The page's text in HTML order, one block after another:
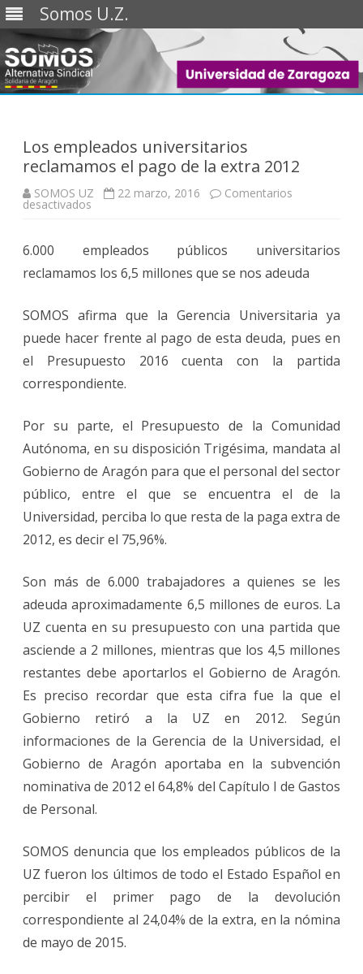
Somos U.Z.
Saltar
Los empleados universitarios
reclamamos el pago de la extra 2012
SOMOS UZ 22 marzo, 2016 Comentarios
desactivados
reclamamos
el
pago
de
2012
6.000 empleados públicos universitarios
reclamamos los 6,5 millones que se nos adeuda
SOMOS afirma que la Gerencia Universitaria ya
puede hacer frente al pago de esta deuda, pues en
el Presupuesto 2016 cuenta con la partida
correspondiente.
Por su parte, el Presupuesto de la Comunidad
Autónoma, en su disposición Trigésima, mandata al
Gobierno de Aragón para que el personal del sector
público, entre el que se encuentra el de la
Universidad, perciba lo que resta de la paga extra de
2012, es decir el 75,96%.
Son más de 6.000 trabajadores a quienes se les
adeuda aproximadamente 6,5 millones de euros. La
UZ cuenta en su presupuesto con una partida que
asciende a 2 millones, mientras que los 4,5 millones
restantes debe aportarlos el Gobierno de Aragón.
Es preciso recordar que esta cifra fue la que el
Gobierno retiró a la UZ en 2012. Según
informaciones de la Gerencia de la Universidad, el
Gobierno de Aragón aportaba en la subvención
nominativa de 2012 el 64,8% del Capítulo I de Gastos
de Personal.
SOMOS denuncia que los empleados públicos de la
UZ fueron los últimos de todo el Estado Español en
percibir el primer pago de la devolución
correspondiente al 24,04% de la extra, en la nómina
de mayo de 2015.